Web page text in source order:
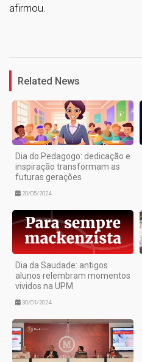
afirmou.
Related News
Dia do Pedagogo: dedicação e
inspiração transformam as
futuras gerações
20/05/2024
Dia da Saudade: antigos
alunos relembram momentos
vividos na UPM
30/01/2024